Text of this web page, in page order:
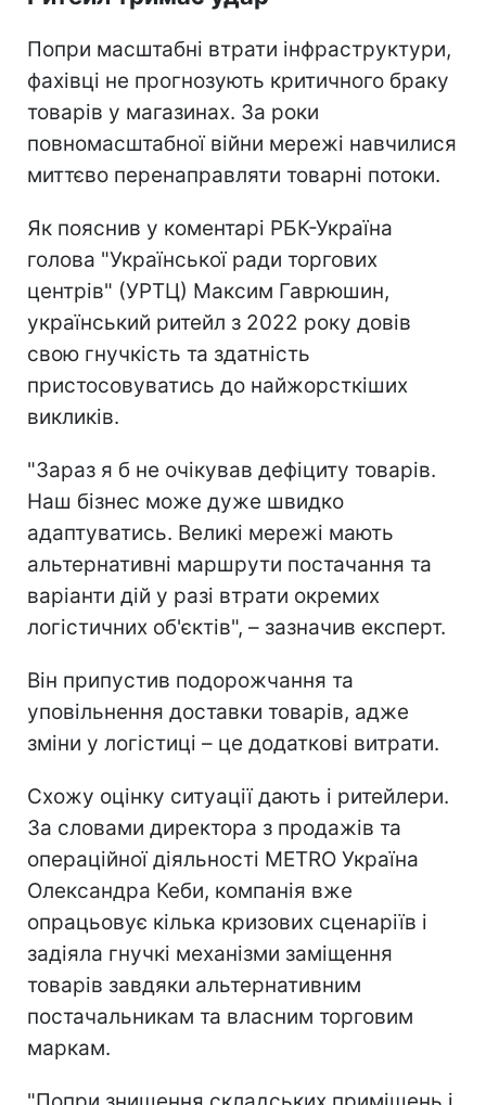
Попри масштабні втрати інфраструктури,
фахівці не прогнозують критичного браку
товарів у магазинах. За роки
повномасштабної війни мережі навчилися
миттєво перенаправляти товарні потоки.
Як пояснив у коментарі РБК-Україна
голова "Української ради торгових
центрів" (УРТЦ) Максим Гаврюшин,
український ритейл з 2022 року довів
свою гнучкість та здатність
пристосовуватись до найжорсткіших
викликів.
"Зараз я б не очікував дефіциту товарів.
Наш бізнес може дуже швидко
адаптуватись. Великі мережі мають
альтернативні маршрути постачання та
варіанти дій у разі втрати окремих
логістичних об'єктів", – зазначив експерт.
Він припустив подорожчання та
уповільнення доставки товарів, адже
зміни у логістиці – це додаткові витрати.
Схожу оцінку ситуації дають і ритейлери.
За словами директора з продажів та
операційної діяльності METRO Україна
Олександра Кеби, компанія вже
опрацьовує кілька кризових сценаріїв і
задіяла гнучкі механізми заміщення
товарів завдяки альтернативним
постачальникам та власним торговим
маркам.